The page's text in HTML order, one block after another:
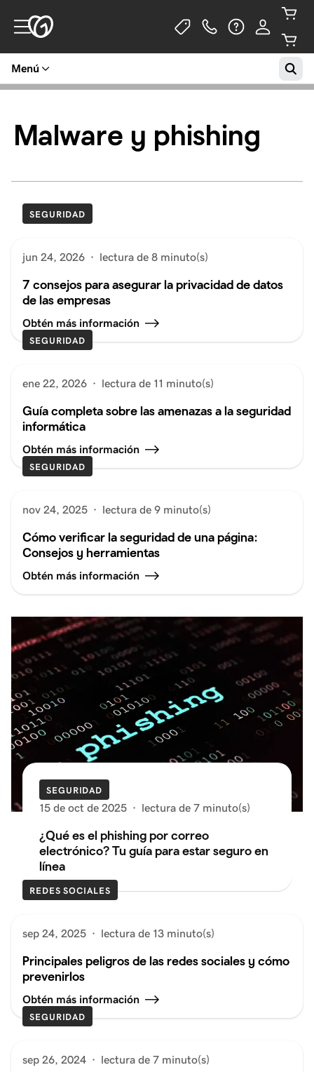
Menú
Malware y phishing
SEGURIDAD
jun 24, 2026 · lectura de 8 minuto(s)
7 consejos para asegurar la privacidad de datos
de las empresas
Obtén más información
SEGURIDAD
ene 22, 2026 · lectura de 11 minuto(s)
Guía completa sobre las amenazas a la seguridad
informática
Obtén más información
SEGURIDAD
nov 24, 2025 · lectura de 9 minuto(s)
Cómo verificar la seguridad de una página:
Consejos y herramientas
Obtén más información
SEGURIDAD
15 de oct de 2025 · lectura de 7 minuto(s)
¿Qué es el phishing por correo
electrónico? Tu guía para estar seguro en
línea
REDES SOCIALES
sep 24, 2025 · lectura de 13 minuto(s)
Principales peligros de las redes sociales y cómo
prevenirlos
Obtén más información
SEGURIDAD
sep 26, 2024 · lectura de 7 minuto(s)